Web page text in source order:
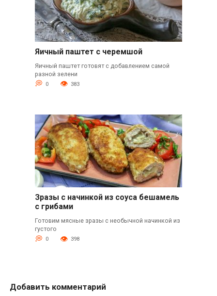
Яичный паштет с черемшой
Яичный паштет готовят с добавлением самой
разной зелени
0 383
Зразы с начинкой из соуса бешамель
с грибами
Готовим мясные зразы с необычной начинкой из
густого
0 398
Добавить комментарий